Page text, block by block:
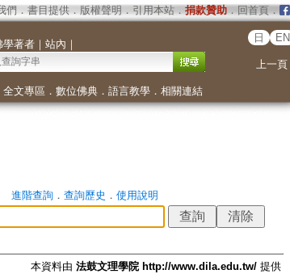
們 ． 書目提供． 版權聲明 ． 引用本站． 捐款贊助．回首頁．
學著者｜ 站內 ｜
日 EN
上一頁
全文專區 ． 數位佛典． 語言教學． 相關連結
進階查詢． 查詢歷史 ． 使用說明
本資料由 法鼓文理學院 http://www.dila.edu.tw/提供